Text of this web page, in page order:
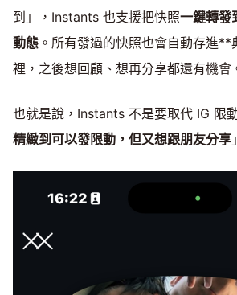
到」，Instants 也支援把快照一鍵轉發
動態 。所有發過的快照也會自動存進
裡，之後想回顧、想再分享都還有機會
也就是說，Instants 不是要取代 IG 限
精緻到可以發限動，但又想跟朋友分享